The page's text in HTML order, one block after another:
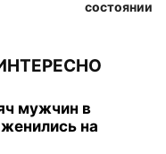
состоянии
мужчин в
на